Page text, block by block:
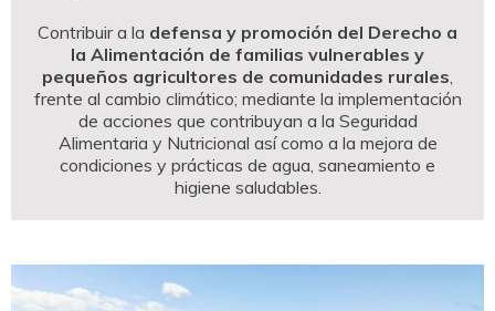
Contribuir a la defensa y promoción del Derecho a
la Alimentación de familias vulnerables y
pequeños agricultores de comunidades rurales,
frente al cambio climático; mediante la implementación
de acciones que contribuyan a la Seguridad
Alimentaria y Nutricional así como a la mejora de
condiciones y prácticas de agua, saneamiento e
higiene saludables.